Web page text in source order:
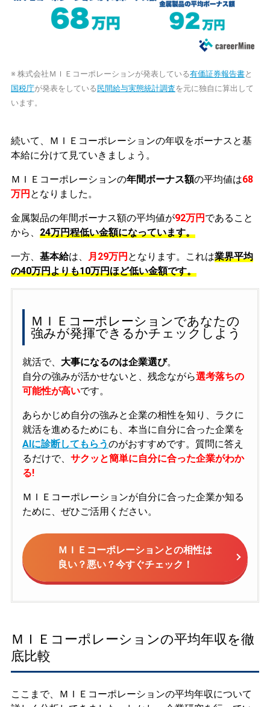
※ 株式会社ＭＩＥコーポレーションが発表している有価証券報告書と
国税庁が発表をしている 民間給与実態統計調査を元に独自に算出して
います。
続いて、ＭＩＥコーポレーションの年収をボーナスと基
本給に分けて見ていきましょう。
ＭＩＥコーポレーションの年間ボーナス額の平均値は68
万円 となりました。
金属製品の年間ボーナス額の平均値が92万円 であること
から、 24万円程低い金額になっています。
一方、 基本給は、 月29万円 となります。これは業界平均
の40万円よりも10万円ほど低い金額です。
ＭＩＥコーポレーションであなたの
強みが発揮できるかチェックしよう
就活で、 大事になるのは企業選び。
自分の強みが活かせないと、残念ながら選考落ちの
可能性が高いです。
あらかじめ自分の強みと企業の相性を知り、ラクに
就活を進めるためにも、本当に自分に合った企業を
AIに診断してもらうのがおすすめです。質問に答え
るだけで、 サクッと簡単に自分に合った企業がわか
る!
ＭＩＥコーポレーションが自分に合った企業か知る
ために、ぜひご活用ください。
ＭＩＥコーポレーションとの相性は
良い？悪い？今すぐチェック！
ＭＩＥコーポレーションの平均年収を徹
底比較
ここまで、ＭＩＥコーポレーションの平均年収について